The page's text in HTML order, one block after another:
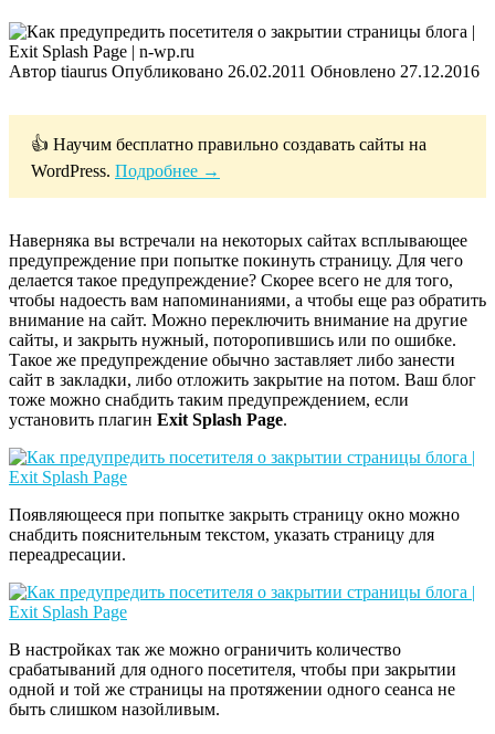
Автор tiaurus Опубликовано 26.02.2011 Обновлено 27.12.2016
👍 Научим бесплатно правильно создавать сайты на
WordPress. Подробнее →
Наверняка вы встречали на некоторых сайтах всплывающее
предупреждение при попытке покинуть страницу. Для чего
делается такое предупреждение? Скорее всего не для того,
чтобы надоесть вам напоминаниями, а чтобы еще раз обратить
внимание на сайт. Можно переключить внимание на другие
сайты, и закрыть нужный, поторопившись или по ошибке.
Такое же предупреждение обычно заставляет либо занести
сайт в закладки, либо отложить закрытие на потом. Ваш блог
тоже можно снабдить таким предупреждением, если
установить плагин Exit Splash Page.
Появляющееся при попытке закрыть страницу окно можно
снабдить пояснительным текстом, указать страницу для
переадресации.
В настройках так же можно ограничить количество
срабатываний для одного посетителя, чтобы при закрытии
одной и той же страницы на протяжении одного сеанса не
быть слишком назойливым.